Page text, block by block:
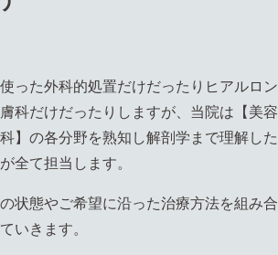
った外科的処置だけだったりヒアルロン
科だけだったりしますが、当院は【美容
】の各分野を熟知し解剖学まで理解した
全て担当します。
状態やご希望に沿った治療方法を組み合
いきます。